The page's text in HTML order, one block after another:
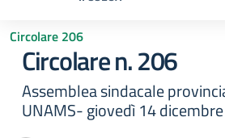
Circolare 206
Circolare n. 206
Assemblea sindacale
UNAMS- giovedì 14